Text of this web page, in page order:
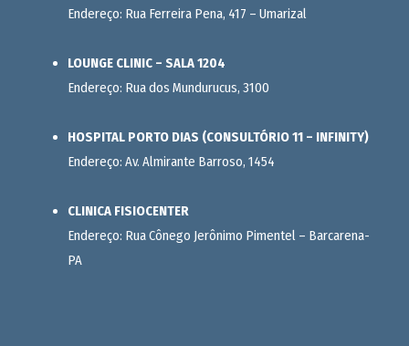
Endereço: Rua Ferreira Pena, 417 – Umarizal
LOUNGE CLINIC – SALA 1204
Endereço: Rua dos Mundurucus, 3100
HOSPITAL PORTO DIAS (CONSULTÓRIO 11 – INFINITY)
Endereço: Av. Almirante Barroso, 1454
CLINICA FISIOCENTER
Endereço: Rua Cônego Jerônimo Pimentel – Barcarena-
PA